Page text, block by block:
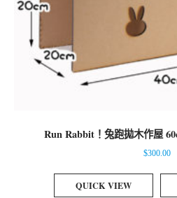
Run Rabbit！兔跑拋木作屋
$300.00
QUICK VIEW